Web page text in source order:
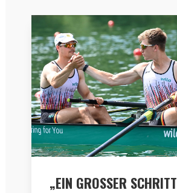
„EIN GROSSER SCHRITT“